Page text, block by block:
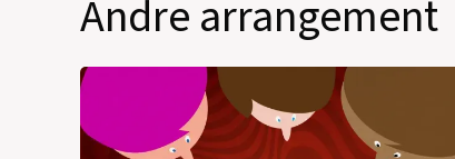
Andre arrangement